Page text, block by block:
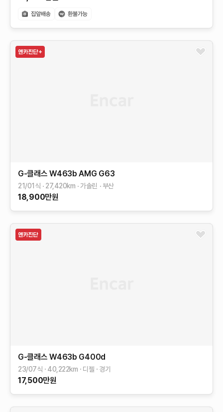
G-클래스 W463b AMG G63
21/01식 27,420km 가솔린 부산
18,900만원
G-클래스 W463b G400d
23/07식 40,222km 디젤 경기
17,500만원